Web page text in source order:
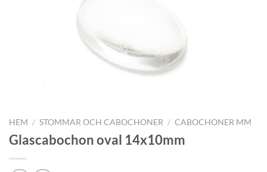
HEM / STOMMAR OCH CABOCHONER / CABOCHONER MM
Glascabochon oval 14x10mm